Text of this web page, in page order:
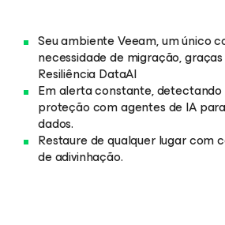
Seu ambiente Veeam, um único
necessidade de migração,
Resiliência DataAI
Em alerta constante,
proteção com agentes de IA
dados.
Restaure de qualquer lugar com
de adivinhação.